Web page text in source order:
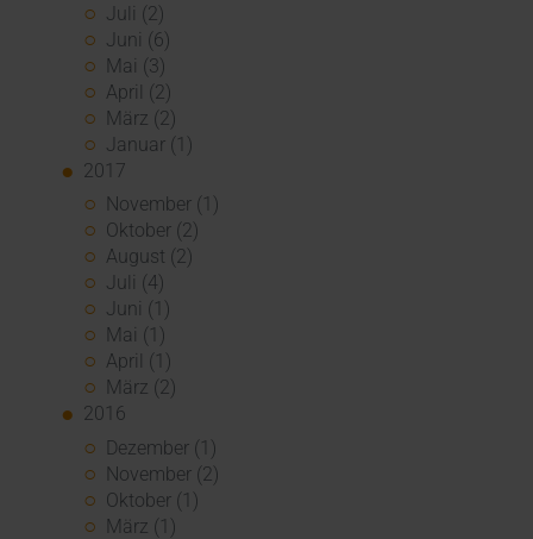
Juli (2)
Juni (6)
Mai (3)
April (2)
März (2)
Januar (1)
2017
November (1)
Oktober (2)
August (2)
Juli (4)
Juni (1)
Mai (1)
April (1)
März (2)
2016
Dezember (1)
November (2)
Oktober (1)
März (1)